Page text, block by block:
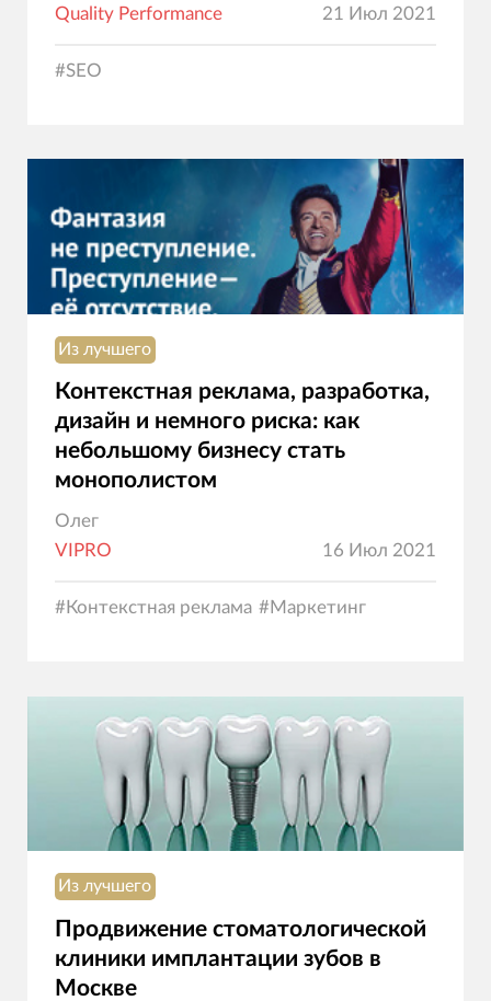
Quality Performance
21 Июл 2021
#SEO
Из лучшего
Контекстная реклама, разработка,
дизайн и немного риска: как
небольшому бизнесу стать
монополистом
Олег
VIPRO
16 Июл 2021
#Контекстная реклама #Маркетинг
Из лучшего
Продвижение стоматологической
клиники имплантации зубов в
Москве